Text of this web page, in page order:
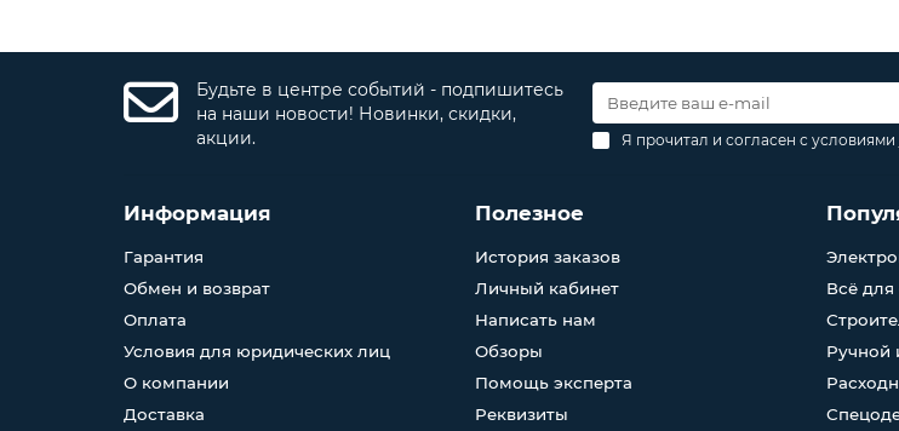
Будьте в центре событий - подпишитесь
на наши новости! Новинки, скидки,
акции.
Я прочитал и согласен с условиями
Информация
Гарантия
Обмен и возврат
Оплата
Условия для юридических лиц
О компании
Доставка
Полезное
История заказов
Личный кабинет
Написать нам
Обзоры
Помощь эксперта
Реквизиты
Всё для
Ручной